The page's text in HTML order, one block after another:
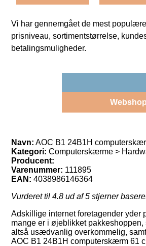
Vi har gennemgået de mest
prisniveau, sortimentstørrelse,
betalingsmuligheder.
Webshop
Navn: AOC B1 24B1H
Kategori: Computerskærme >
Producent:
Varenummer: 111895
EAN: 4038986146364
Vurderet til 4.8 ud af 5 stjerner
Adskillige internet foretagender yder
mange er i øjeblikket
altså usædvanlig overkommelig,
AOC B1 24B1H computerskærm 61